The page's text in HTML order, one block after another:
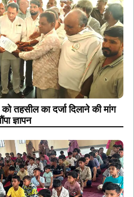
तहसील का दर्जा दिलाने की मांग
ज्ञापन